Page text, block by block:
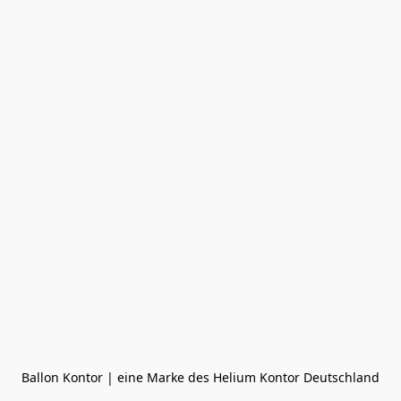
Ballon Kontor | eine Marke des Helium Kontor Deutschland